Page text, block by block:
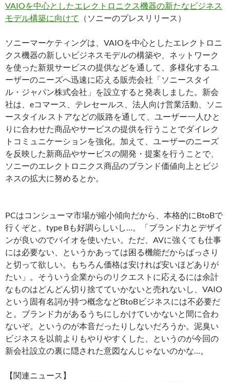
VAIOを中心としたエレクトロニクス機器の新たなビジネス
モデル構築に向けて
（ソニーのプレスリリース）
ソニーマーケティングは、VAIOを中心としたエレクトロニ
クス機器の新しいビジネスモデルの構築や、ネットワーク
を使った新規サービスの提供などを通して、多様化するユ
ーザーのニーズへ迅速に応える販売会社「ソニースタイ
ル・ジャパン株式会社」を設立すると発表しました。新会
社は、eコマース、テレセールス、法人向け営業活動、ソニ
ースタイル ストアなどの販路を通して、ユーザー一人ひと
りに合わせた商品やサービスの提供を行うことでダイレク
トコミュニケーションを強化。加えて、ユーザーのニーズ
を反映した新商品やサービスの開発・提案を行うことで、
ソニーのエレクトロニクス商品のブランド価値向上とビジ
ネスの拡大に努めるとか。
PCはコンシューマ市場が縮小傾向だから、本格的にBtoBで
行くぞと。type Bも好調らしいし…。「ブランド力とデザイ
ンが良いのでバイオを使いたい。ただ、AVに強くても仕事
には必要ない、というかあっては困る機能だからばっさり
と切って欲しい。もちろん価格は安ければ安いほどありが
たい」。そういう企業からのリクエストに応えるには余計
なものはどんどん切り捨てていかないと売れないし、VAIO
という固有名詞が持つ概念などBtoBビジネスには不必要だ
と。ブランド力があるうちにしかけていかないと間に合わ
ないぞ。というのが本音だったりしないだろうか。泥臭い
ビジネスを以前よりもやりやすくした、というのが今回の
新会社設立の裏に隠された意図なんじゃないのかな…。
【関連ニュース】